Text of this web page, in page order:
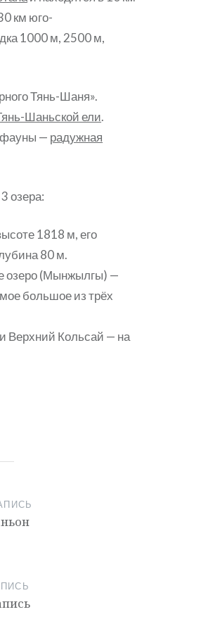
км юго-
1000 м, 2500 м,
Тянь-Шаня».
Шаньской ели.
фауны — радужная
озера:
1818 м, его
80 м.
озеро (Мынжылгы) —
большое из трёх
Верхний Кольсай — на